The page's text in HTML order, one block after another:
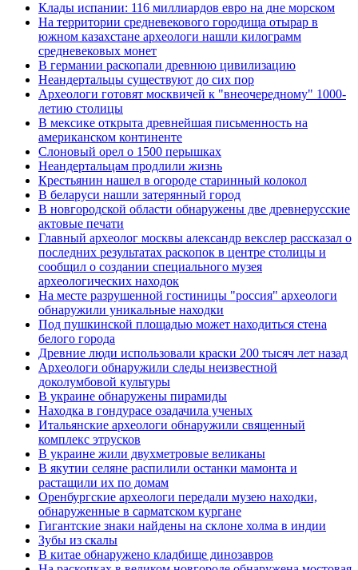
Клады испании: 116 миллиардов евро на дне морском
На территории средневекового городища отырар в
южном казахстане археологи нашли килограмм
средневековых монет
В германии раскопали древнюю цивилизацию
Неандертальцы существуют до сих пор
Археологи готовят москвичей к "внеочередному" 1000-
летию столицы
В мексике открыта древнейшая письменность на
американском континенте
Слоновый орел о 1500 перышках
Неандертальцам продлили жизнь
Крестьянин нашел в огороде старинный колокол
В беларуси нашли затерянный город
В новгородской области обнаружены две древнерусские
актовые печати
Главный археолог москвы александр векслер рассказал о
последних результатах раскопок в центре столицы и
сообщил о создании специального музея
археологических находок
На месте разрушенной гостиницы "россия" археологи
обнаружили уникальные находки
Под пушкинской площадью может находиться стена
белого города
Древние люди использовали краски 200 тысяч лет назад
Археологи обнаружили следы неизвестной
доколумбовой культуры
В украине обнаружены пирамиды
Находка в гондурасе озадачила ученых
Итальянские археологи обнаружили священный
комплекс этрусков
В украине жили двухметровые великаны
В якутии селяне распилили останки мамонта и
растащили их по домам
Оренбургские археологи передали музею находки,
обнаруженные в сарматском кургане
Гигантские знаки найдены на склоне холма в индии
Зубы из скалы
В китае обнаружено кладбище динозавров